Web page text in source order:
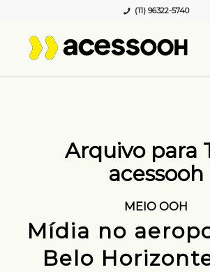
(11) 96322-5740
Arquivo para
acessooh
MEIO OOH
Mídia no
Belo